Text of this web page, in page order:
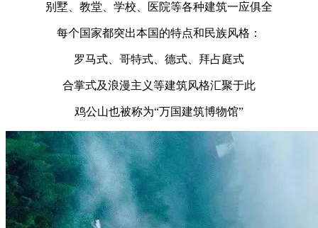
别墅、教堂、学校、医院等各种建筑一应俱全
每个国家都突出本国的特点和民族风格：
罗马式、哥特式、德式、拜占庭式
合掌式及浪漫主义等建筑风格汇聚于此
鸡公山也被称为“万国建筑博物馆”